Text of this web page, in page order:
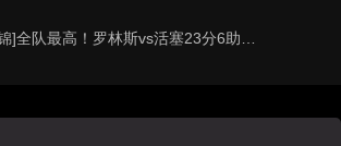
队最高！罗林斯vs活塞23分6助！集锦